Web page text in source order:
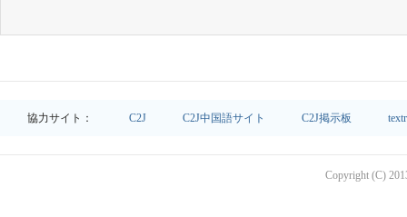
協力サイト： C2J C2J中国語サイト C2J掲示板
Copyright (C)